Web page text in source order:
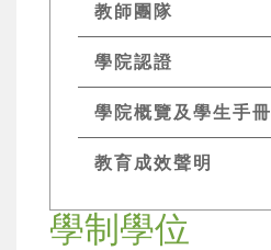
教師團隊
學院認證
學院概覽及學生手冊
教育成效聲明
學制學位